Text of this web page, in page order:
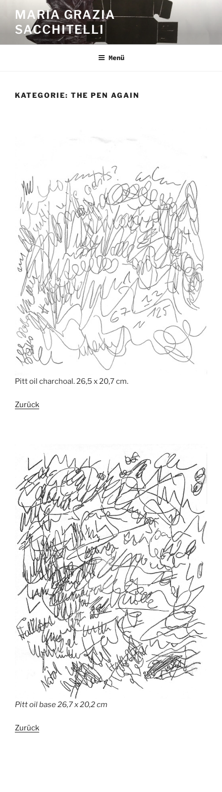
Inhalt
springen
MARIA GRAZIA
SACCHITELLI
Menü
KATEGORIE: THE PEN AGAIN
Pitt oil charchoal. 26,5 x 20,7 cm.
Zurück
Pitt oil base 26,7 x 20,2 cm
Zurück